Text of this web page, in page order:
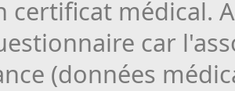
médical.
car
(données